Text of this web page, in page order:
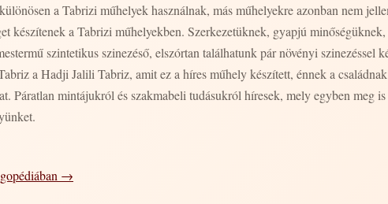
a Tabrizi műhelyek használnak, más műhelyekre azonban nem
készítenek a Tabrizi műhelyekben. Szerkezetüknek, gyapjú
szintetikus szinezéső, elszórtan találhatunk pár növényi szinezéssel
a Hadji Jalili Tabriz, amit ez a híres műhely készített, énnek a
Páratlan mintájukról és szakmabeli tudásukról híresek, mely egyben meg
→